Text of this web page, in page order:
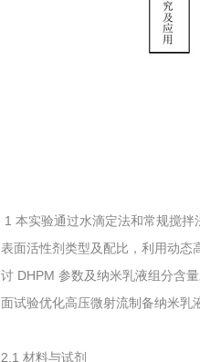
1 本实验通过水滴定法和常规搅
表面活性剂类型及配比，利用动态
讨 DHPM 参数及纳米乳液组分含
面试验优化高压微射流制备纳米乳
2.1 材料与试剂